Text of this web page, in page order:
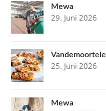
Mewa
29. Juni 2026
Vandemoortele
25. Juni 2026
Mewa